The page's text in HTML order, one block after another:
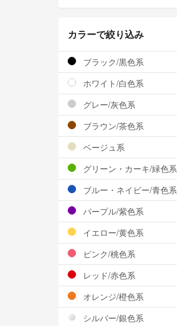
カラーで絞り込み
ブラック/黒色系
ホワイト/白色系
グレー/灰色系
ブラウン/茶色系
ベージュ系
グリーン・カーキ/緑色系
ブルー・ネイビー/青色系
パープル/紫色系
イエロー/黄色系
ピンク/桃色系
レッド/赤色系
オレンジ/橙色系
シルバー/銀色系